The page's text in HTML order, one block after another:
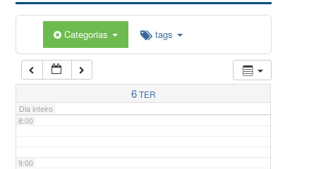
Categorias tags
6TER
Dia inteiro
7:00
8:00
9:00